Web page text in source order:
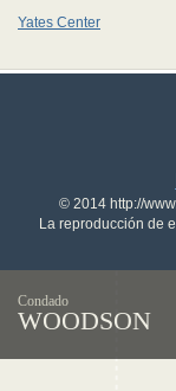
Yates Center
© 2014 http://
La reproducción de
Condado
WOODSON